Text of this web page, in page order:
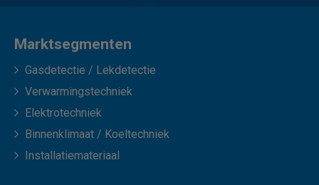
Marktsegmenten
Gasdetectie / Lekdetectie
Verwarmingstechniek
Elektrotechniek
Binnenklimaat / Koeltechniek
Installatiemateriaal